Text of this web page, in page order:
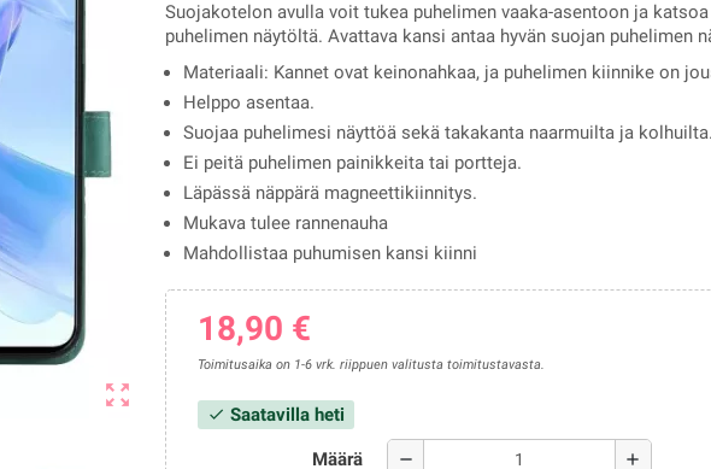
zoom_out_map
Suojakotelon avulla voit tukea puhelimen vaaka-asentoon ja
puhelimen näytöltä. Avattava kansi antaa hyvän suojan puhelimen
Materiaali: Kannet ovat keinonahkaa, ja puhelimen kiinnike on
Helppo asentaa.
Suojaa puhelimesi näyttöä sekä takakanta naarmuilta ja kolhuilta.
Ei peitä puhelimen painikkeita tai portteja.
Läpässä näppärä magneettikiinnitys.
Mukava tulee rannenauha
Mahdollistaa puhumisen kansi kiinni
18,90 €
Toimitusaika on 1-6 vrk. riippuen valitusta toimitustavasta.
check Saatavilla heti
Määrä remove add